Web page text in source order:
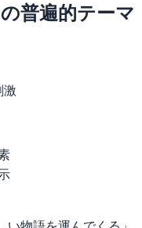
普遍的テーマ
激